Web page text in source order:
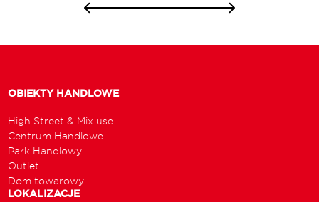
OBIEKTY HANDLOWE
High Street & Mix use
Centrum Handlowe
Park Handlowy
Outlet
Dom towarowy
LOKALIZACJE